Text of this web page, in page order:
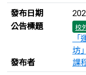
發布日期
公告標題 校
坊
發布者
課